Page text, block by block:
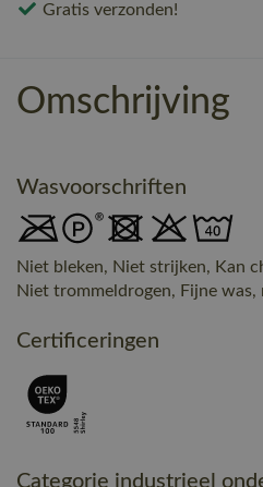
Gratis verzonden!
Omschrijving
Wasvoorschriften
Niet bleken, Niet strijken, Kan
Niet trommeldrogen, Fijne was,
Certificeringen
Categorie industrieel